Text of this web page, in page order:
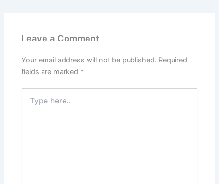
Leave a Comment
Your email address will not be published. Required
fields are marked *
here..